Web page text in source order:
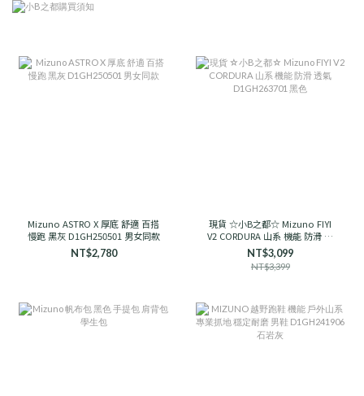
Mizuno ASTRO X 厚底 舒適 百搭
慢跑 黑灰 D1GH250501 男女同款
NT$2,780
現貨 ☆小B之都☆ Mizuno FIYI
V2 CORDURA 山系 機能 防滑 透
氣 D1GH263701 黑色
NT$3,099
NT$3,399